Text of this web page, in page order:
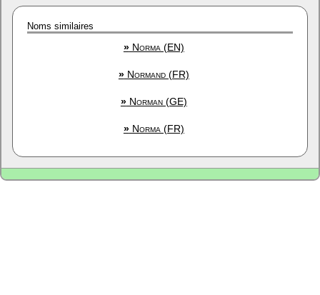
Noms similaires
»Norma (EN)
»Normand (FR)
»Norman (GE)
»Norma (FR)